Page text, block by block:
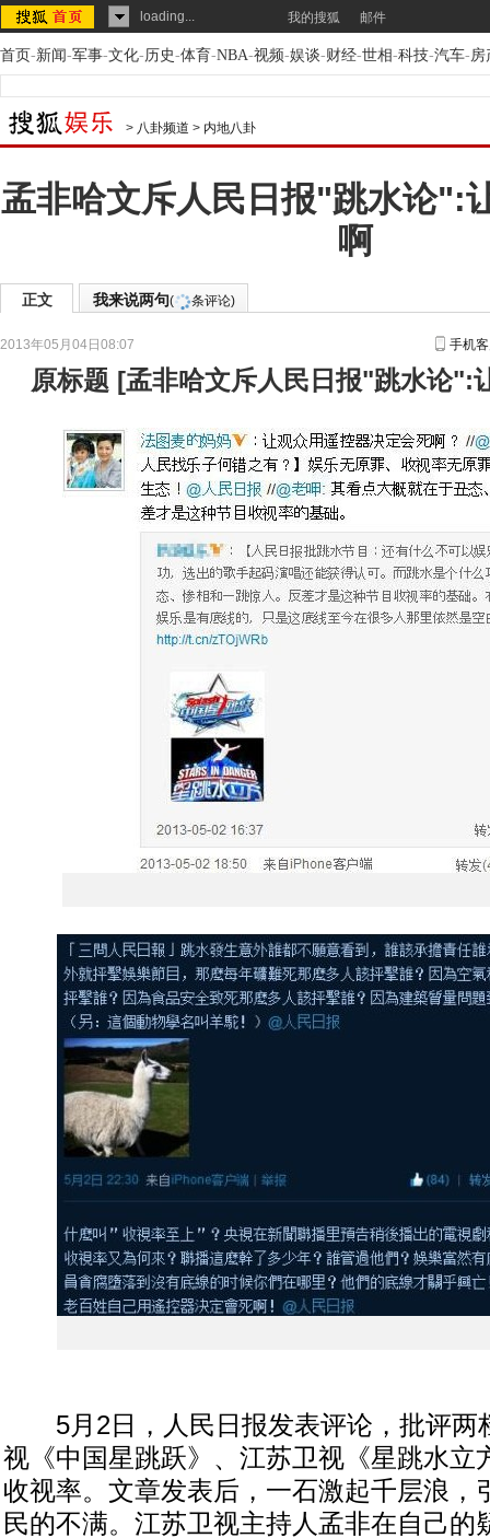
loading... 我的搜狐 邮件
首页-新闻-军事-文化-历史-体育-NBA-视频-娱谈-财经-世相-科技-汽车-房
> 八卦频道 > 内地八卦
孟非哈文斥人民日报"跳水论":
啊
正文 我来说两句( 条评论)
2013年05月04日08:07 手机
原标题 [孟非哈文斥人民日报"跳水论":
5月2日，人民日报发表评论，批评两
视《中国星跳跃》、江苏卫视《星跳水立
收视率。文章发表后，一石激起千层浪，
民的不满。江苏卫视主持人孟非在自己的